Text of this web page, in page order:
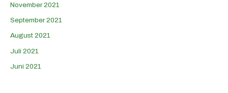
November 2021
September 2021
August 2021
Juli 2021
Juni 2021